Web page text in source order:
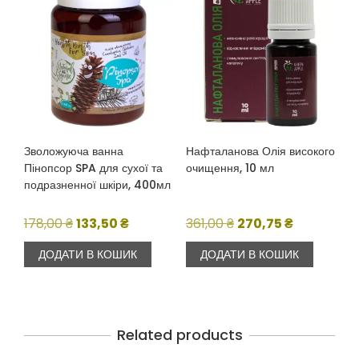
Зволожуюча ванна
Пінопсор SPA для сухої та
подразненної шкіри, 400мл
178,00₴Оригінальна
ціна:
178,00 ₴.
133,50₴Поточна
ціна:
133,50 ₴.
ДОДАТИ В КОШИК
Нафталанова Олія високого
очищення, 10 мл
361,00₴ Оригінальна
ціна:
361,00 ₴.
270,75₴Поточна
ціна:
270,75 ₴.
ДОДАТИ В КОШИК
Related products